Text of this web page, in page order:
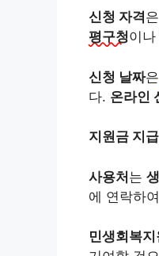
신청 자격은
평구청이나
신청 날짜은
다. 온라인
지원금 지
사용처는
에 연락하
민생회복